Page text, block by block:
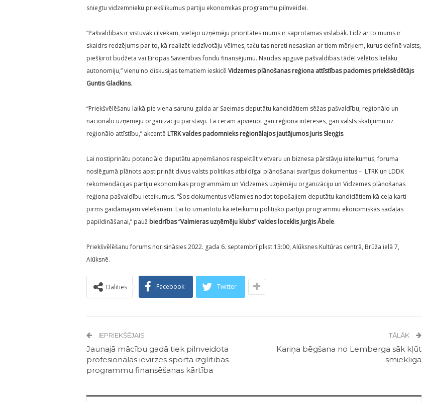
sniegtu vidzemnieku priekšlikumus partiju ekonomikas programmu pilnveidei.
“Pašvaldības ir vistuvāk cilvēkam, vietējo uzņēmēju prioritātes mums ir saprotamas vislabāk. Līdz ar to mums ir
skaidrs redzējums par to, kā realizēt iedzīvotāju vēlmes, taču tas nereti nesaskan ar tiem mērķiem, kurus definē valsts,
piešķirot budžeta vai Eiropas Savienības fondu finansējumu. Naudas apguvē pašvaldības tādēļ vēlētos lielāku
autonomiju,” vienu no diskusijas tematiem ieskicē Vidzemes plānošanas reģiona attīstības padomes priekšsēdētājs
Guntis Gladkins.
“Priekšvēlēšanu laikā pie viena sarunu galda ar Saeimas deputātu kandidātiem sēžas pašvaldību, reģionālo un
nacionālo uzņēmēju organizāciju pārstāvji. Tā ceram apvienot gan reģiona intereses, gan valsts skatījumu uz
reģionālo attīstību,” akcentē LTRK valdes padomnieks reģionālajos jautājumos Juris Sleņģis.
Lai nostiprinātu potenciālo deputātu apņemšanos respektēt vietvaru un biznesa pārstāvju ieteikumus, foruma
noslēgumā plānots apstiprināt divus valsts politikas atbildīgai plānošanai svarīgus dokumentus – LTRK un LDDK
rekomendācijas partiju ekonomikas programmām un Vidzemes uzņēmēju organizāciju un Vidzemes plānošanas
reģiona pašvaldību ieteikumus. “Šos dokumentus vēlamies nodot topošajiem deputātu kandidātiem kā ceļa karti
pirms gaidāmajām vēlēšanām. Lai to izmantotu kā ieteikumu politisko partiju programmu ekonomiskās sadaļas
papildināšanai,” pauž biedrības “Valmieras uzņēmēju klubs” valdes loceklis Jurģis Ābele.
Priekšvēlēšanu forums norisināsies 2022. gada 6. septembrī plkst.13:00, Alūksnes Kultūras centrā, Brūža ielā 7,
Alūksnē.
Dalīties Facebook Twitter
IEPRIEKŠĒJAIS
Jaunajā mācību gadā tiek pilnveidota
profesionālās ievirzes sporta izglītības
programmu finansēšanas kārtība
TĀLĀK
Kariņa bēgšana no Lemberga sāk kļūt
smieklīga